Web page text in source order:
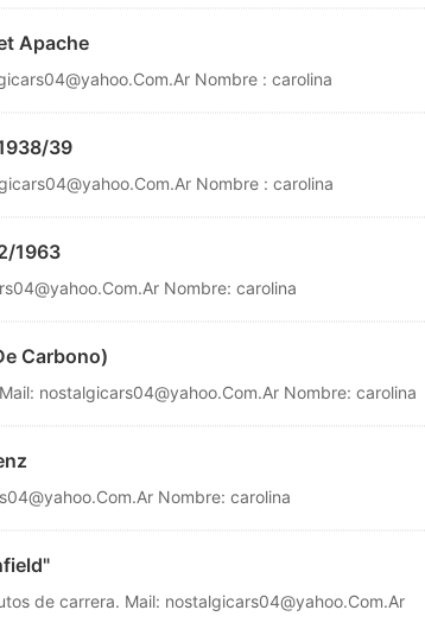
Apache
Nombre : carolina
39
Nombre : carolina
1963
Nombre: carolina
Carbono)
nostalgicars04@yahoo.Com.ArNombre: carolina
Nombre: carolina
de carrera. Mail: nostalgicars04@yahoo.Com.Ar